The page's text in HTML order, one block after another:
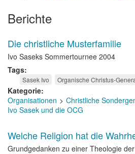
Berichte
Die christliche Musterfamilie
Ivo Saseks Sommertournee 2004
Tags
Sasek Ivo Organische Christus-
Kategorie
Organisationen
Christliche
Ivo Sasek und die OCG
Welche Religion hat die
Grundgedanken zu einer Theologie